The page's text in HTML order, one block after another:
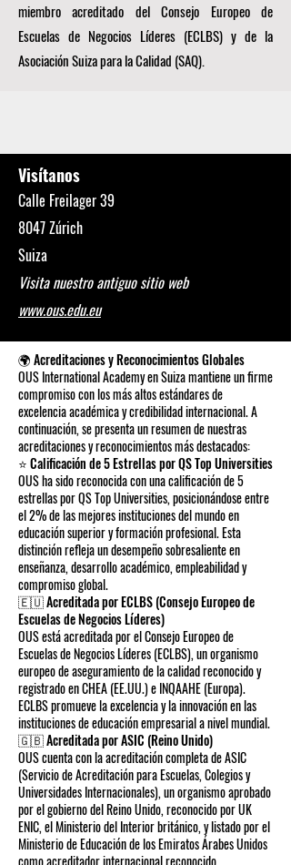
miembro acreditado delConsejo Europeo de
Escuelas de Negocios Líderes (ECLBS) y de la
Asociación Suiza para la Calidad (SAQ).
Visítanos
Calle Freilager 39
8047 Zúrich
Suiza
Visita nuestro antiguo sitio web
www.ous.edu.eu
🌍 Acreditaciones y Reconocimientos Globales
OUS International Academy en Suiza mantiene un firme
compromiso con los más altos estándares de
excelencia académica y credibilidad internacional. A
continuación, se presenta un resumen de nuestras
acreditaciones y reconocimientos más destacados:
⭐ Calificación de 5 Estrellas por QS Top Universities
OUS ha sido reconocida con una calificación de 5
estrellas por QS Top Universities, posicionándose entre
el 2% de las mejores instituciones del mundo en
educación superior y formación profesional. Esta
distinción refleja un desempeño sobresaliente en
enseñanza, desarrollo académico, empleabilidad y
compromiso global.
🇪🇺 Acreditada por ECLBS (Consejo Europeo de
Escuelas de Negocios Líderes)
OUS está acreditada por el Consejo Europeo de
Escuelas de Negocios Líderes (ECLBS), un organismo
europeo de aseguramiento de la calidad reconocido y
registrado en CHEA (EE.UU.) e INQAAHE (Europa).
ECLBS promueve la excelencia y la innovación en las
instituciones de educación empresarial a nivel mundial.
🇬🇧 Acreditada por ASIC (Reino Unido)
OUS cuenta con la acreditación completa de ASIC
(Servicio de Acreditación para Escuelas, Colegios y
Universidades Internacionales), un organismo aprobado
por el gobierno del Reino Unido, reconocido por UK
ENIC, el Ministerio del Interior británico, y listado por el
Ministerio de Educación de los Emiratos Árabes Unidos
como acreditador internacional reconocido.